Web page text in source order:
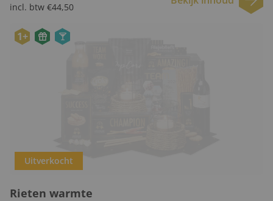
incl. btw €44,50
1+
Uitverkocht
Rieten warmte